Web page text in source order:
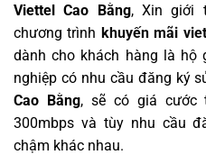
Viettel Cao Bằng, Xin giới
chương trình khuyến mãi
dành cho khách hàng là hộ
nghiệp có nhu cầu đăng ký
Cao Bằng, sẽ có giá cước
300mbps và tùy nhu cầu
chậm khác nhau.